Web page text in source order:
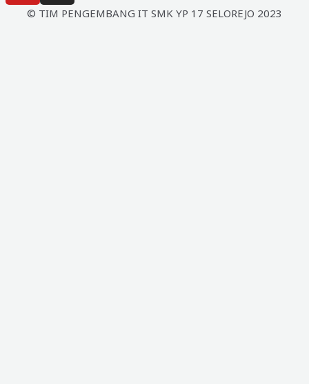
© TIM PENGEMBANG IT SMK YP 17 SELOREJO 2023